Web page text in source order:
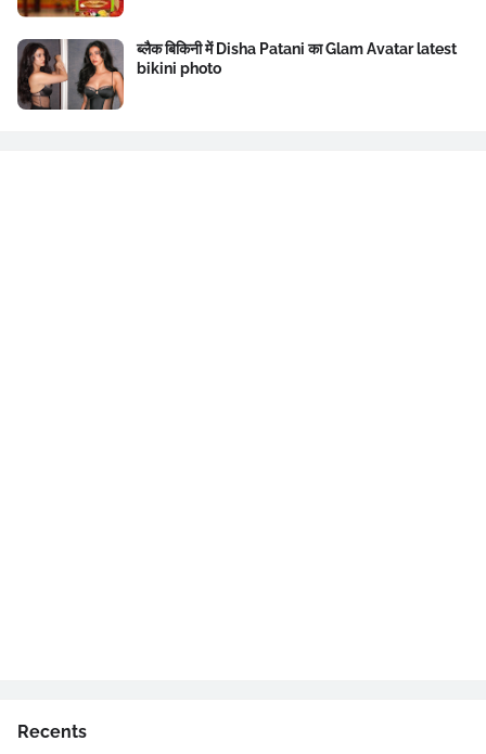
ब्लैक बिकिनी में Disha Patani का Glam Avatar latest
bikini photo
Recents